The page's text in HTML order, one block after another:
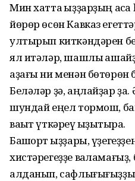
Мин хатта ҡыҙҙарҙың
йөрөр өсөн Кавказ
ултырып киткәндәрен
ял итәләр, шашлыҡ
аҙағы ни менән бөтөрөн
Беләләр ҙә, аңлайҙар
шундай еңел тормош,
ваҡыт үткәреү ҡыҙыҡтыра.
Башҡорт ҡыҙҙары,
хистәрегеҙҙе
алданып,